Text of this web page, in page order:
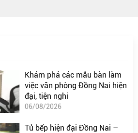
Khám phá các mẫu bàn làm
việc văn phòng Đồng Nai hiện
đại, tiện nghi
06/08/2026
Tủ bếp hiện đại Đồng Nai –